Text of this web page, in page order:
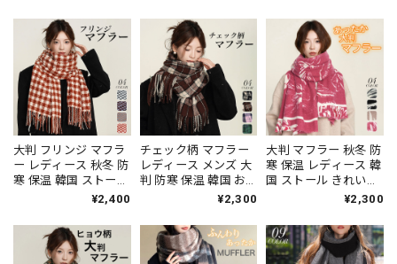
地 ふわふわ 柔らかい
チクチクしない 大人
可愛い 大人女子 [LW-
CFZ008]
クリスマス プレゼン
ト ギフト 大人可愛い
大人女子 [LW-
CEZ017]
温 カジュアル 通勤 通
学 防風 大人可愛い 大
人女子 [LW-CEZ016]
大判 フリンジ マフラ
ー レディース 秋冬 防
寒 保温 韓国 ストール
おしゃれ 大人 かわい
ひざ掛け 羽織り 大人
可愛い 大人女子 [LW-
CEZ013]
¥2,400
チェック柄 マフラー
レディース メンズ 大
判 防寒 保温 韓国 お
しゃれ 大人 かわいい
フリンジ 大人可愛い
大人女子 [LW-
CEZ011]
¥2,300
大判 マフラー 秋冬 防
寒 保温 レディース 韓
国 ストール きれいめ
おしゃれ 大人 かわい
学 暖かい 大人可愛い
大人女子 [LW-
CEZ010]
¥2,300